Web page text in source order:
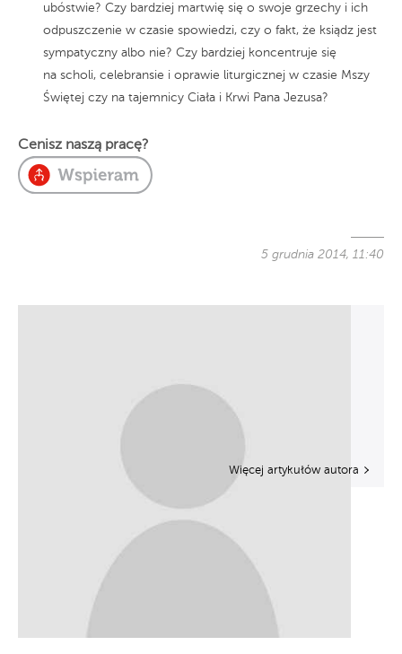
ubóstwie? Czy bardziej martwię się o swoje grzechy i ich
odpuszczenie w czasie spowiedzi, czy o fakt, że ksiądz jest
sympatyczny albo nie? Czy bardziej koncentruje się
na scholi, celebransie i oprawie liturgicznej w czasie Mszy
Świętej czy na tajemnicy Ciała i Krwi Pana Jezusa?
Cenisz naszą pracę?
5 grudnia 2014, 11:40
Więcej artykułów autora